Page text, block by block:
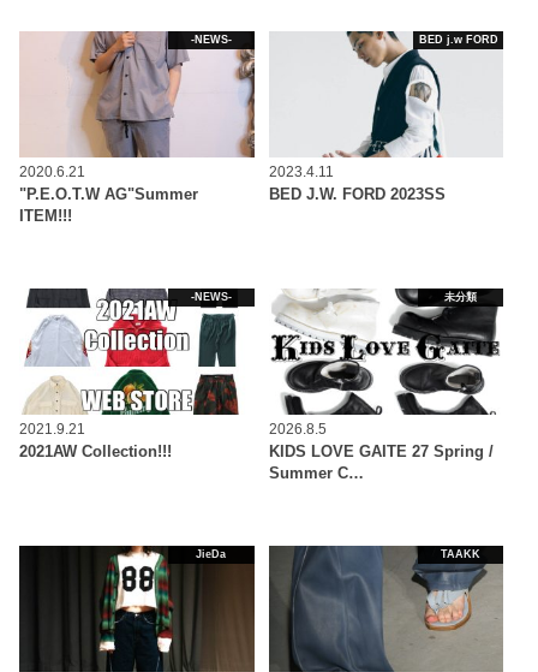
-NEWS-
2020.6.21
"P.E.O.T.W AG"Summer
ITEM!!!
BED j.w FORD
2023.4.11
BED J.W. FORD 2023SS
-NEWS-
2021.9.21
2021AW Collection!!!
未分類
2026.8.5
KIDS LOVE GAITE 27 Spring /
Summer C…
JieDa TAAKK